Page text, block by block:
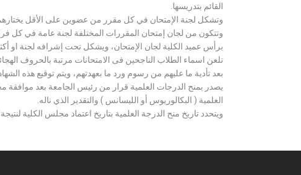
القائم بتدريسها.
وتشكل لجنة الإمتحان في كل مقرر من عضوين على الأقل
وتتكون من لجان إمتحان المقررات المختلفة لجنة عامة في كل
يرأس عميد الكلية لجان الإمتحان، ويشكل تحت إشرافه لجنة او أكثر
تلعن اسماء الطلاب الناجحين فى الامتحانات مرتبة بالحروف
بعد تأدية ما عليهم من رسوم ورد ما بعهدتهم، ويتم توقيع هذه
يصدر بمنح الدرجات العلمية قرار من رئيس الجامعة بعد موافقة
العلمية ( البكالوريوس أو الليسانس ) والتقدير الذي ناله.
ويتحدد تاريخ منح الدرجة العلمية بتاريخ اعتماد مجلس الكلية